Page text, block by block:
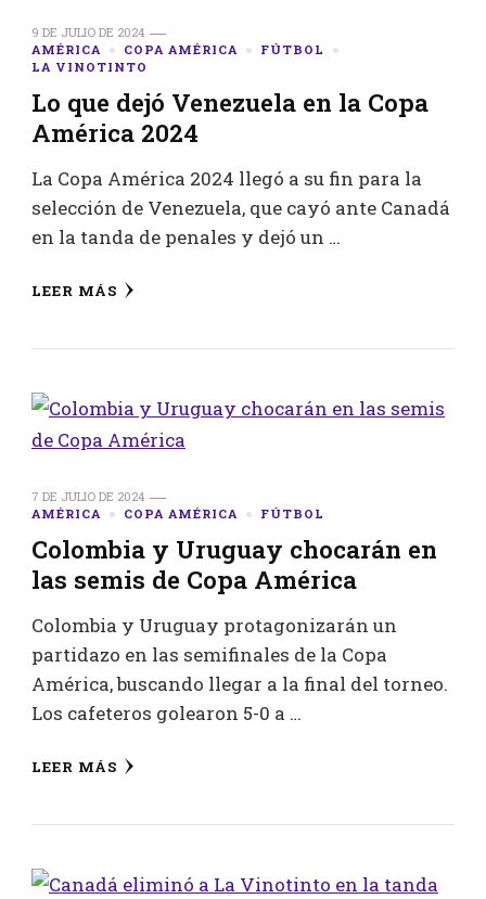
9 DE JULIO DE 2024
AMÉRICA
COPA AMÉRICA
FÚTBOL
LA VINOTINTO
Lo que dejó Venezuela en la Copa
América 2024
La Copa América 2024 llegó a su fin para la
selección de Venezuela, que cayó ante Canadá
en la tanda de penales y dejó un …
LEER MÁS
7 DE JULIO DE 2024
AMÉRICA
COPA AMÉRICA FÚTBOL
Colombia y Uruguay chocarán en
las semis de Copa América
Colombia y Uruguay protagonizarán un
partidazo en las semifinales de la Copa
América, buscando llegar a la final del torneo.
Los cafeteros golearon 5-0 a …
LEER MÁS